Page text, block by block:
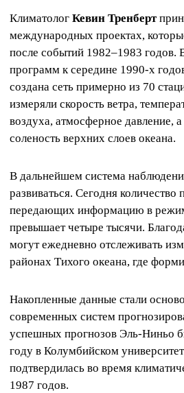
Климатолог Кевин Тренберт
международных проектах,
после событий 1982–1983 годов.
программ к середине 1990-х
создана сеть примерно из 70
измеряли скорость ветра,
воздуха, атмосферное давление,
соленость верхних слоев океана.
В дальнейшем система
развиваться. Сегодня количество
передающих информацию в
превышает четыре тысячи.
могут ежедневно отслеживать
районах Тихого океана, где
Накопленные данные стали
современных систем
успешных прогнозов Эль-Ниньо
году в Колумбийском
подтвердилась во время
1987 годов.